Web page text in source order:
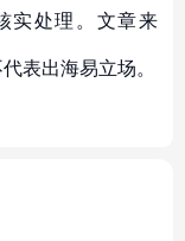
实处理。文章来
表出海易立场。